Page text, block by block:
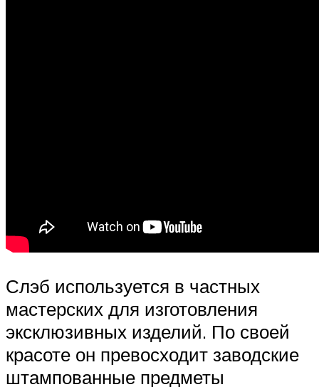
Слэб используется в частных
мастерских для изготовления
эксклюзивных изделий. По своей
красоте он превосходит заводские
штампованные предметы